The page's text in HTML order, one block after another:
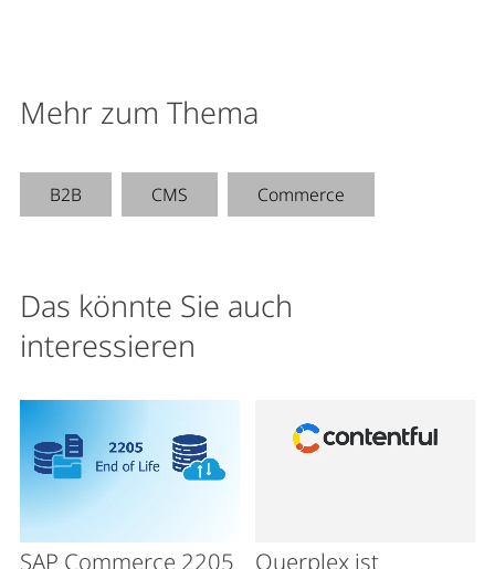
Mehr zum Thema
B2B CMS Commerce
Das könnte Sie auch
interessieren
SAP Commerce 2205 Querplex ist